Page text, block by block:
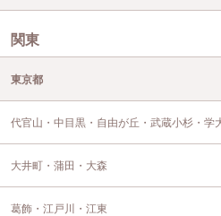
関東
東京都
代官山・中目黒・自由が丘・武蔵小杉・学
大井町・蒲田・大森
葛飾・江戸川・江東